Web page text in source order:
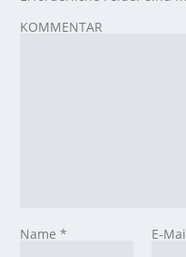
KOMMENTAR
Name* E-